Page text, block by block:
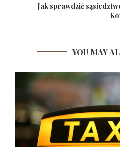
Jak sprawdzić
YOU MAY